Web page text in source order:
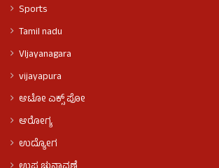
Sports
Tamil nadu
VIjayanagara
vijayapura
ಆಟೋ ಎಕ್ಸ್ ಪೋ
ಆರೋಗ್ಯ
ಉದ್ಯೋಗ